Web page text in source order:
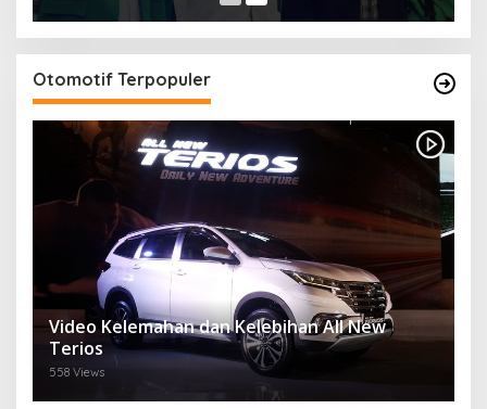
Otomotif Terpopuler
Video Kelemahan dan Kelebihan All New
Terios
558 Views